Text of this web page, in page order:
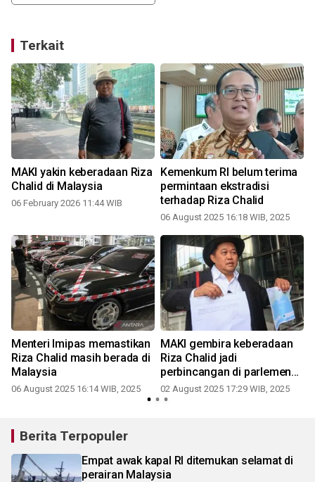
Terkait
MAKI yakin keberadaan Riza
Chalid di Malaysia
06 February 2026 11:44 WIB
Kemenkum RI belum terima
permintaan ekstradisi
terhadap Riza Chalid
06 August 2025 16:18 WIB, 2025
Menteri Imipas memastikan
Riza Chalid masih berada di
Malaysia
06 August 2025 16:14 WIB, 2025
MAKI gembira keberadaan
Riza Chalid jadi
perbincangan di parlemen
Malaysia
02 August 2025 17:29 WIB, 2025
Berita Terpopuler
Empat awak kapal RI ditemukan selamat di
perairan Malaysia